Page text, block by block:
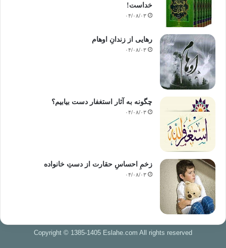
خداست‌!
۰۴/۰۸/۰۳
رهایی از زندانِ اوهام
۰۴/۰۸/۰۳
چگونه به آثار استغفار دست بیابیم؟
۰۴/۰۸/۰۳
زخمِ احساسِ حقارت از دستِ خانواده
۰۴/۰۸/۰۳
Copyright © 1385-1405 Eslahe.com All rights reserved